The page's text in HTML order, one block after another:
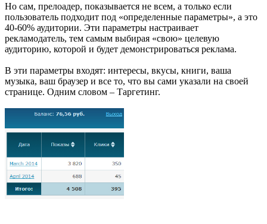
Но сам, прелоадер, показывается не всем, а только если
пользователь подходит под «определенные параметры», а это
40-60% аудитории. Эти параметры настраивает
рекламодатель, тем самым выбирая «свою» целевую
аудиторию, которой и будет демонстрироваться реклама.
В эти параметры входят: интересы, вкусы, книги, ваша
музыка, ваш браузер и все то, что вы сами указали на своей
странице. Одним словом – Таргетинг.